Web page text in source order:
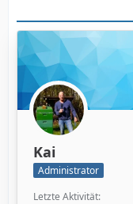
Kai
Administrator
Letzte Aktivität